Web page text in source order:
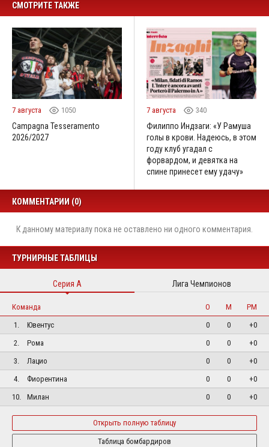
СМОТРИТЕ ТАКЖЕ
7 августа 1050
Campagna Tesseramento
2026/2027
7 августа 340
Филиппо Индзаги: «У Рамуша
голы в крови. Надеюсь, в этом
году клуб угадал с
форвардом, и девятка на
спине принесет ему удачу»
КОММЕНТАРИИ (0)
К данному материалу пока не оставлено ни одного комментария.
ТУРНИРНЫЕ ТАБЛИЦЫ
Серия А Лига Чемпионов
Команда О М
РМ
1.
Ювентус 0 0
+0
2.
Рома 0 0
+0
3.
Лацио 0 0
+0
4.
Фиорентина 0 0
+0
10.
Милан 0 0 +0
Открыть полную таблицу
Таблица бомбардиров